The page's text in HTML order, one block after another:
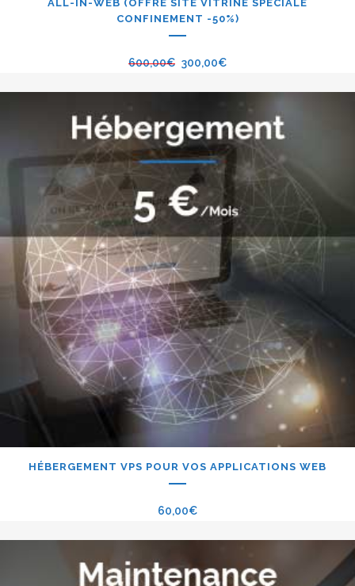
ALL-IN-WEB (OFFRE SITE VITRINE SPÉCIALE
CONFINEMENT -50%)
600,00€ 300,00€
HÉBERGEMENT VPS POUR VOS APPLICATIONS WEB
60,00€